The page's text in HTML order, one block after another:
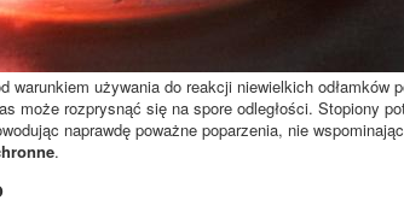
używania do reakcji niewielkich odłamków
może rozprysnąć się na spore odległości. Stopiony
naprawdę poważne poparzenia, nie
.